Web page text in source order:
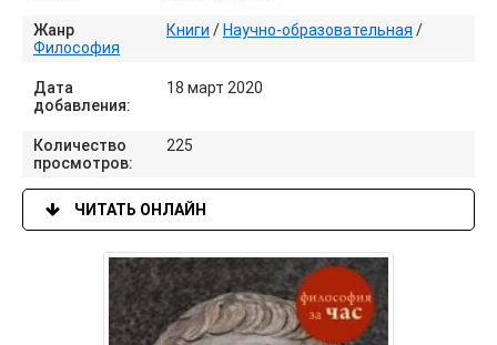
Жанр Книги / Научно-образовательная /
Философия
Дата
добавления:
18 март 2020
Количество
просмотров:
225
ЧИТАТЬ ОНЛАЙН